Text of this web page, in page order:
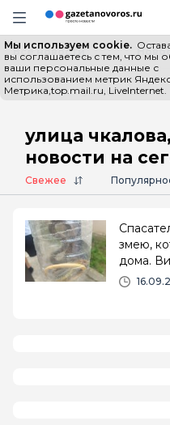
Информационный портал
Навигация сайта
Мы используем cookie.
вы соглашаетесь с тем, что мы
ваши персональные данные с
использованием метрик
Метрика,top.mail.ru, LiveInternet.
Все новости
Главная # улица чкалова
улица
новости на
Свежее
змею,
дома.